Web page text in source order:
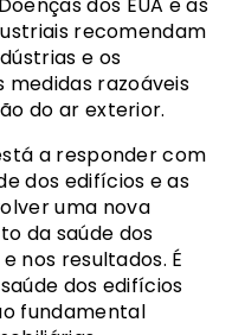
recomendam
e os
razoáveis
do ar exterior.
a responder com
dos edifícios e as
uma nova
da saúde dos
nos resultados. É
dos edifícios
fundamental